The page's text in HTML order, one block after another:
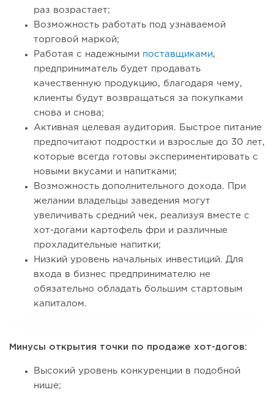
раз возрастает;
Возможность работать под узнаваемой
торговой маркой;
Работая с надежными поставщиками,
предприниматель будет продавать
качественную продукцию, благодаря чему,
клиенты будут возвращаться за покупками
снова и снова;
Активная целевая аудитория. Быстрое питание
предпочитают подростки и взрослые до 30 лет,
которые всегда готовы экспериментировать с
новыми вкусами и напитками;
Возможность дополнительного дохода. При
желании владельцы заведения могут
увеличивать средний чек, реализуя вместе с
хот-догами картофель фри и различные
прохладительные напитки;
Низкий уровень начальных инвестиций. Для
входа в бизнес предпринимателю не
обязательно обладать большим стартовым
капиталом.
Минусы открытия точки по продаже хот-догов:
Высокий уровень конкуренции в подобной
нише;